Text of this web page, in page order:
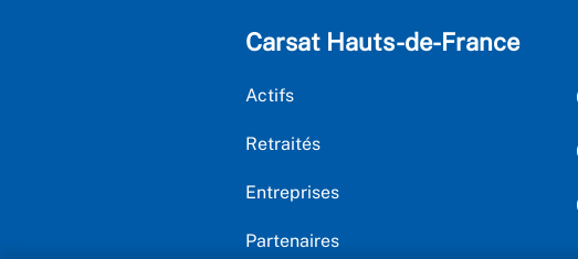
Carsat Hauts-de-France
Actifs
Retraités
Entreprises
Partenaires